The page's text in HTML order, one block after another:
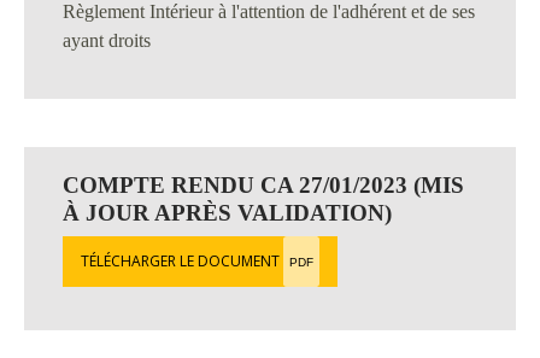
Règlement Intérieur à l'attention de l'adhérent et de ses
ayant droits
COMPTE RENDU CA 27/01/2023 (MIS
À JOUR APRÈS VALIDATION)
TÉLÉCHARGER LE DOCUMENT PDF